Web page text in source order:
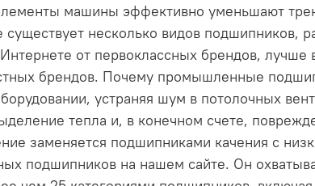
машины эффективно уменьшают
несколько видов подшипников,
от первоклассных брендов,
брендов. Почему промышленные
устраняя шум в потолочных
тепла и, в конечном счете,
заменяется подшипниками качения с
подшипников на нашем сайте. Он